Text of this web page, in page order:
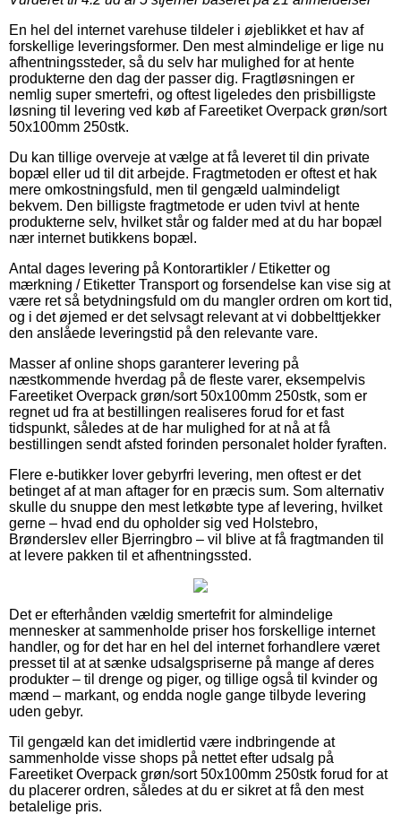
En hel del internet varehuse tildeler i øjeblikket et hav af
forskellige leveringsformer. Den mest almindelige er lige nu
afhentningssteder, så du selv har mulighed for at hente
produkterne den dag der passer dig. Fragtløsningen er
nemlig super smertefri, og oftest ligeledes den prisbilligste
løsning til levering ved køb af Fareetiket Overpack grøn/sort
50x100mm 250stk.
Du kan tillige overveje at vælge at få leveret til din private
bopæl eller ud til dit arbejde. Fragtmetoden er oftest et hak
mere omkostningsfuld, men til gengæld ualmindeligt
bekvem. Den billigste fragtmetode er uden tvivl at hente
produkterne selv, hvilket står og falder med at du har bopæl
nær internet butikkens bopæl.
Antal dages levering på Kontorartikler / Etiketter og
mærkning / Etiketter Transport og forsendelse kan vise sig at
være ret så betydningsfuld om du mangler ordren om kort tid,
og i det øjemed er det selvsagt relevant at vi dobbelttjekker
den anslåede leveringstid på den relevante vare.
Masser af online shops garanterer levering på
næstkommende hverdag på de fleste varer, eksempelvis
Fareetiket Overpack grøn/sort 50x100mm 250stk, som er
regnet ud fra at bestillingen realiseres forud for et fast
tidspunkt, således at de har mulighed for at nå at få
bestillingen sendt afsted forinden personalet holder fyraften.
Flere e-butikker lover gebyrfri levering, men oftest er det
betinget af at man aftager for en præcis sum. Som alternativ
skulle du snuppe den mest letkøbte type af levering, hvilket
gerne – hvad end du opholder sig ved Holstebro,
Brønderslev eller Bjerringbro – vil blive at få fragtmanden til
at levere pakken til et afhentningssted.
Det er efterhånden vældig smertefrit for almindelige
mennesker at sammenholde priser hos forskellige internet
handler, og for det har en hel del internet forhandlere været
presset til at at sænke udsalgspriserne på mange af deres
produkter – til drenge og piger, og tillige også til kvinder og
mænd – markant, og endda nogle gange tilbyde levering
uden gebyr.
Til gengæld kan det imidlertid være indbringende at
sammenholde visse shops på nettet efter udsalg på
Fareetiket Overpack grøn/sort 50x100mm 250stk forud for at
du placerer ordren, således at du er sikret at få den mest
betalelige pris.